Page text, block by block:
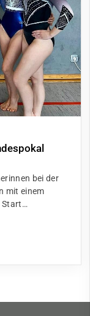
bei der
mit einem
Start…